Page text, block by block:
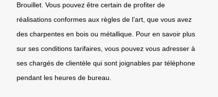
Brouillet. Vous pouvez être certain de profiter de
réalisations conformes aux règles de l’art, que vous avez
des charpentes en bois ou métallique. Pour en savoir plus
sur ses conditions tarifaires, vous pouvez vous adresser à
ses chargés de clientèle qui sont joignables par téléphone
pendant les heures de bureau.